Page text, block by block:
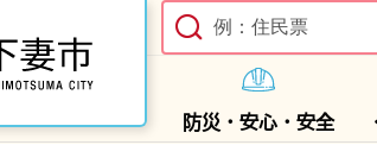
防災・安心・安全